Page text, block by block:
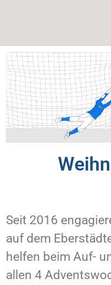
Seit 2016
auf dem
helfen beim Auf-
allen 4